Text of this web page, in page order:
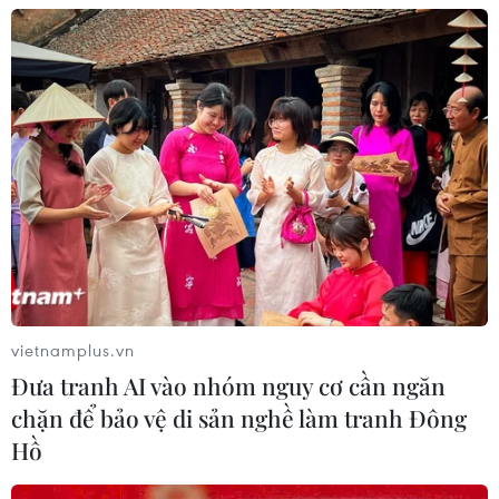
05/08/2026 03:42
Italy có thể tham gia cơ chế xác minh
giải giáp Hezbollah tại Nam Liban
04/08/2026 22:42
Iran-Oman đàm phán thiết lập tuyến
hàng hải mới qua eo biển Hormuz
04/08/2026 22:42
Cố vấn quân sự Iran tiết lộ
sốc, tuyên bố hàng trăm binh sĩ Mỹ
vietnamplus.vn
Đưa tranh AI vào nhóm nguy cơ cần ngăn
chặn để bảo vệ di sản nghề làm tranh Đông
Hồ